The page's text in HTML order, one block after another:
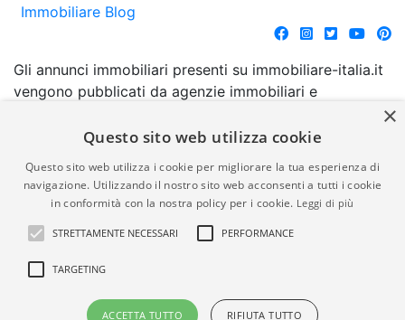
Immobiliare Blog
Gli annunci immobiliari presenti su immobiliare-italia.it
vengono pubblicati da agenzie immobiliari e
comporta l'approvazione o l'avallo da parte di
garanzia da parte di quest'ultima. immobiliare-italia.it
quindi non è responsabile della veridicità, della
correttezza, della completezza, della normativa in
materia di privacy e/o di alcun altro aspetto dei
suddetti annunci.
© Copyright 2007 - 2026
Powered by
×
Questo sito web utilizza cookie
Questo sito web utilizza i cookie per migliorare la tua esperienza di
navigazione. Utilizzando il nostro sito web acconsenti a tutti i cookie
in conformità con la nostra policy per i cookie. Leggi di più
STRETTAMENTE NECESSARI PERFORMANCE
TARGETING
ACCETTA TUTTO RIFIUTA TUTTO